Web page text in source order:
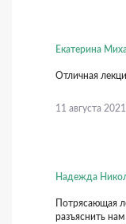
Екатерина
Отличная
11 августа
Надежда
Потрясающая
разъяснить